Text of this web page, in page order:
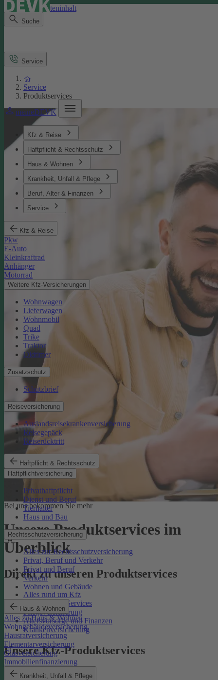
Direkt zum Seiteninhalt
Suche
meineDEVK
Kfz & Reise
Haftpflicht & Rechtsschutz
Haus & Wohnen
Krankheit, Unfall & Pflege
Beruf, Alter & Finanzen
Service
Kfz & Reise
Pkw
E-Auto
Kleinkraftrad
Anhänger
Motorrad
Weitere Kfz-Versicherungen
Wohnwagen
Lieferwagen
Wohnmobil
Quad
Trike
Traktor
Oldtimer
Zusatzschutz
Schutzbrief
Reiseversicherung
Auslandsreisekrankenversicherung
Reisegepäck
Reiserücktritt
Haftpflicht & Rechtsschutz
Haftpflichtversicherung
Privathaftpflicht
Dienst und Beruf
Tierhalter
Haus und Bau
Rechtsschutzversicherung
Alles zur Rechtsschutzversicherung
Privat, Beruf und Verkehr
Privat und Beruf
Verkehr
Wohnen und Gebäude
Haus & Wohnen
Alles zu Haus & Wohnen
Wohngebäudeversicherung
Hausratversicherung
Elementarversicherung
Glasversicherung
Immobilienfinanzierung
Krankheit, Unfall & Pflege
Service
Service
Produktservices
Bei uns bekommen Sie mehr
Unsere Produktservices im
Überblick
Direkt zu unseren Produktservices
Alles rund um Kfz
Rechtsschutz-Services
Pflegeversicherung
Altersvorsorge und Finanzen
Krankenversicherung
Unsere Kfz-Produktservices
eVB-Nummer